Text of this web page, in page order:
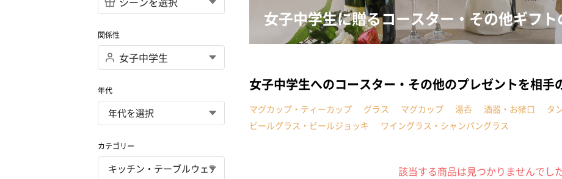
関係性
年代
カテゴリー
女子中学生に贈るコースター・その他ギフ
女子中学生へのコースター・その他のプレゼントを相手
マグカップ・ティーカップ グラス マグカップ 湯呑 酒器・お猪口
タ
ビールグラス・ビールジョッキ
ワイングラス・シャンパングラス
該当する商品は見つかりませんでした